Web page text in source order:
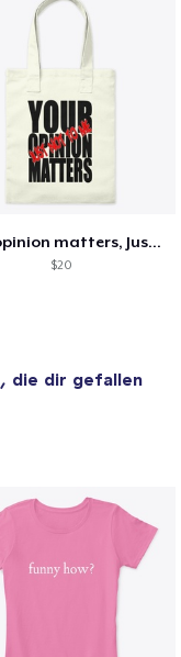
Your opinion matters, Just not to me!
$20
, die dir gefallen